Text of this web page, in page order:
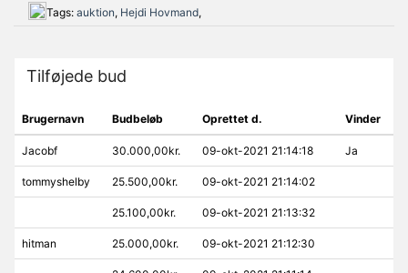
Tags: auktion, Hejdi Hovmand,
Tilføjede bud
Brugernavn Budbeløb Oprettet d. Vinder
Jacobf 30.000,00kr. 09-okt-2021 21:14:18 Ja
tommyshelby 25.500,00kr. 09-okt-2021 21:14:02
25.100,00kr. 09-okt-2021 21:13:32
hitman 25.000,00kr. 09-okt-2021 21:12:30